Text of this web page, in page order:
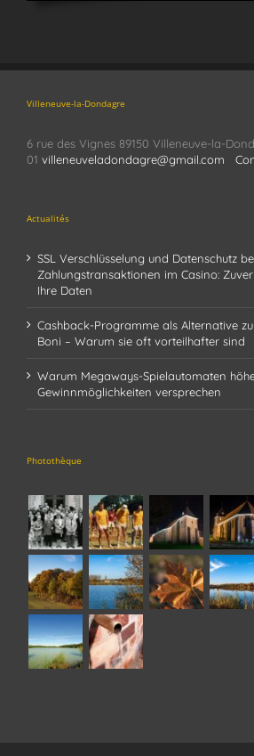
Villeneuve-la-Dondagre
6 rue des Vignes 89150 Villeneuve-la-
01 villeneuveladondagre@gmail.com
Actualités
SSL Verschlüsselung und Datenschutz
Zahlungstransaktionen im Casino:
Ihre Daten
Cashback-Programme als Alternative
Boni – Warum sie oft vorteilhafter sind
Warum Megaways-Spielautomaten
Gewinnmöglichkeiten versprechen
Photothèque